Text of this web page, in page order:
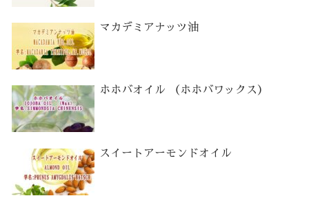
マカデミアナッツ油
ホホバオイル （ホホバワックス）
スイートアーモンドオイル